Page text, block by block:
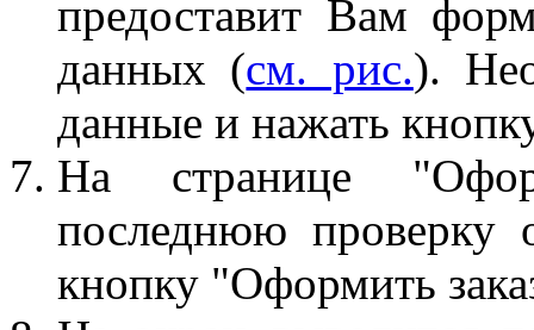
предоставит Вам
данных (см. рис.).
данные и нажать
На странице
последнюю проверку
кнопку "Оформить